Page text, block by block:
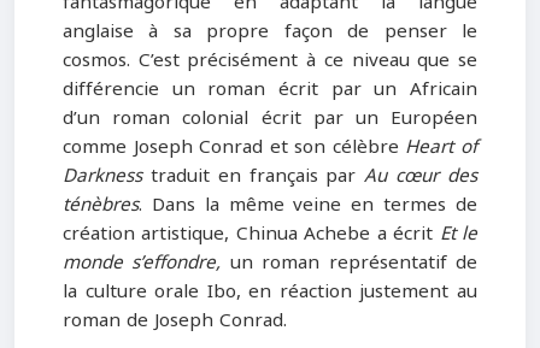
anglaise à sa propre façon de penser le
cosmos. C’est précisément à ce niveau que se
différencie un roman écrit par un Africain
d’un roman colonial écrit par un Européen
comme Joseph Conrad et son célèbre Heart of
Darknesstraduit en français parAu cœur des
ténèbres. Dans la même veine en termes de
création artistique, Chinua Achebe a écrit Et le
monde s’effondre, un roman représentatif de
la culture orale Ibo, en réaction justement au
roman de Joseph Conrad.